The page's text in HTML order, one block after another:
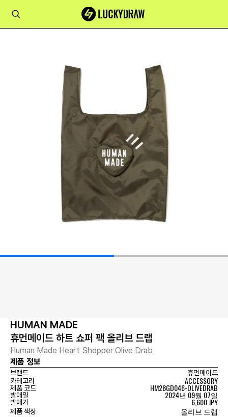
HUMAN MADE
휴먼메이드 하트 쇼퍼 팩 올리브 드랩
Human Made Heart Shopper Olive Drab
제품 정보
브랜드
휴먼메이드
카테고리
ACCESSORY
제품 코드 HM28GD046-OLIVEDRAB
발매일 2024년 09월 07일
발매가 6,600 JPY
제품 색상 올리브 드랩